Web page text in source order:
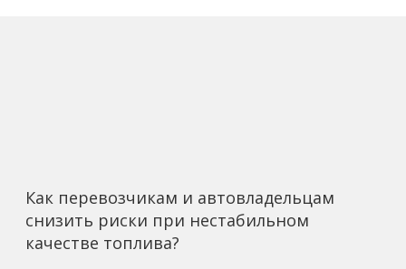
Как перевозчикам и автовладельцам
снизить риски при нестабильном
качестве топлива?